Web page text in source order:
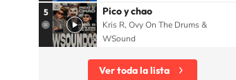
5 Pico y chao
Kris R, Ovy On The Drums &
WSound
Ver toda la lista